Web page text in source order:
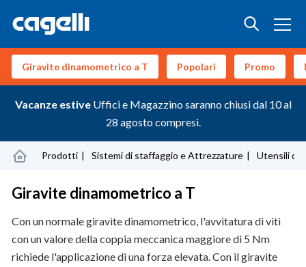
Giravite dinamometrico a T Popolari Promo
Vacanze estiveUffici e Magazzino saranno chiusi dal 10 al
28 agosto compresi.
Prodotti Sistemi di staffaggio e Attrezzature Utensili
Giravite dinamometrico a T
Con un normale giravite dinamometrico, l'avvitatura di viti
con un valore della coppia meccanica maggiore di 5 Nm
richiede l'applicazione di una forza elevata. Con il giravite